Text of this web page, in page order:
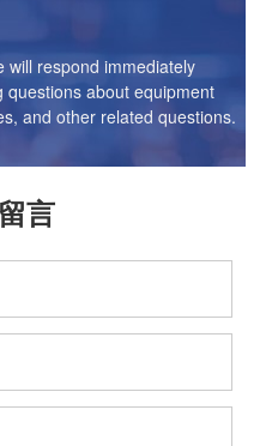
will respond immediately
about equipment
and other related questions.
言